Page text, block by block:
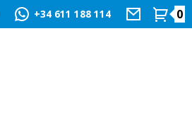
+34 611 188 114 0